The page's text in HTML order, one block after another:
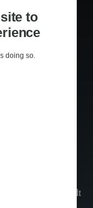
tilladt
to
doing so.